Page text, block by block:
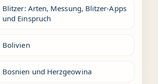
Blitzer: Arten, Messung, Blitzer-Apps
und Einspruch
Bolivien
Bosnien und Herzgeowina